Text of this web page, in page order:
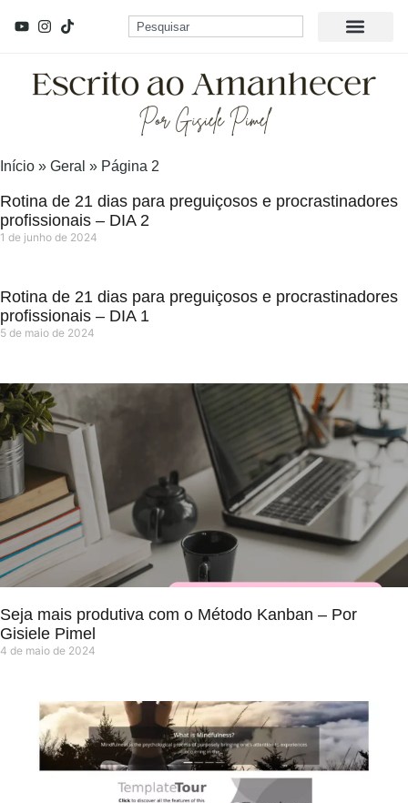
Início » Geral » Página 2
Rotina de 21 dias para preguiçosos e procrastinadores
profissionais – DIA 2
1 de junho de 2024
Rotina de 21 dias para preguiçosos e procrastinadores
profissionais – DIA 1
5 de maio de 2024
Seja mais produtiva com o Método Kanban – Por
Gisiele Pimel
4 de maio de 2024